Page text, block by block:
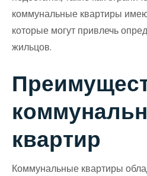
коммунальные квартиры
которые могут привлечь
жильцов.
квартир
Коммунальные квартиры